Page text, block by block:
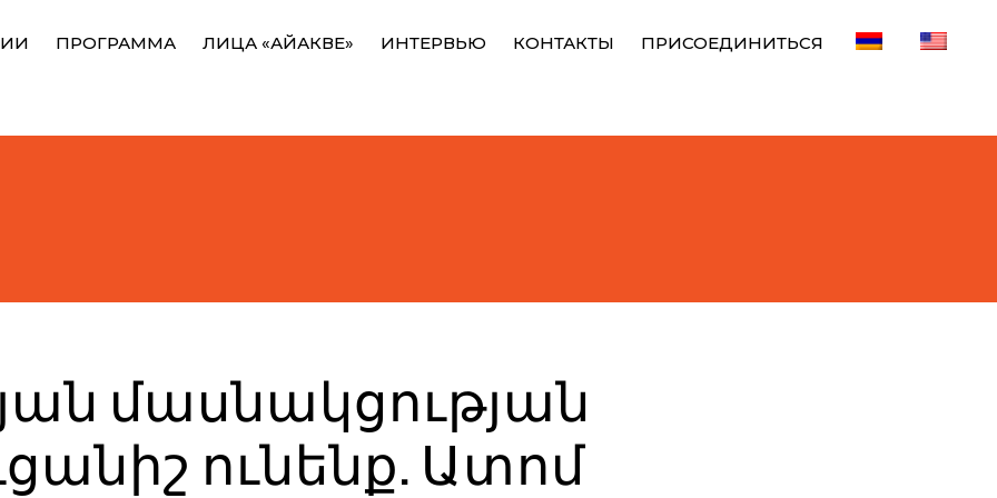
ПРОГРАММА ЛИЦА «АЙАКВЕ» ИНТЕРВЬЮ КОНТАКТЫ ПРИСОЕДИНИТЬСЯ
մասնակցության
ունենք. Ատոմ